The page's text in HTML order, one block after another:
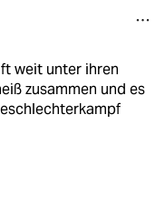
weit unter ihren
zusammen und es